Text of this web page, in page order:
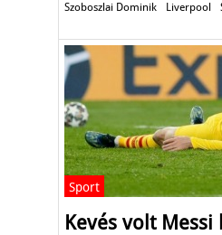
Szoboszlai Dominik Liverpool
Sport
Kevés volt